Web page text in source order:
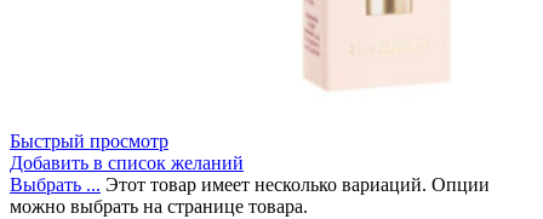
Быстрый просмотр
Добавить в список желаний
Выбрать ... Этот товар имеет несколько вариаций. Опции
можно выбрать на странице товара.